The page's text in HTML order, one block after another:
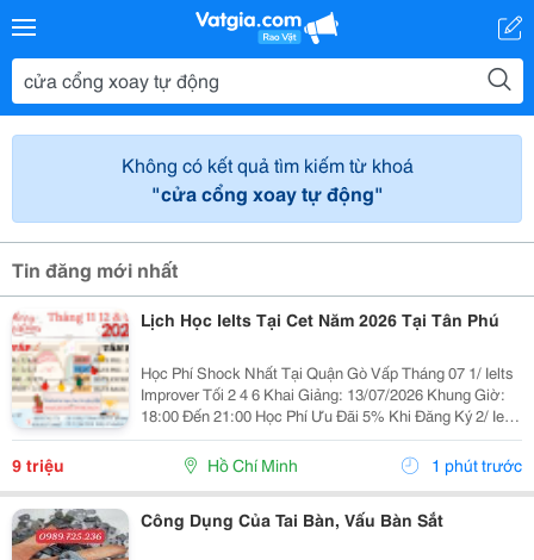
Không có kết quả tìm kiếm từ khoá
"cửa cổng xoay tự động"
Tin đăng mới nhất
Lịch Học Ielts Tại Cet Năm 2026 Tại Tân Phú
Học Phí Shock Nhất Tại Quận Gò Vấp Tháng 07 1/ Ielts
Improver Tối 2 4 6 Khai Giảng: 13/07/2026 Khung Giờ:
18:00 Đến 21:00 Học Phí Ưu Đãi 5% Khi Đăng Ký 2/ Ielts
Basic Tối 3 5 7 Khai Giảng: 07//07/2026 Khung Giờ:
18:00 Đến 21:00 ...
9 triệu Hồ Chí Minh 1 phút trước
Công Dụng Của Tai Bàn, Vấu Bàn Sắt